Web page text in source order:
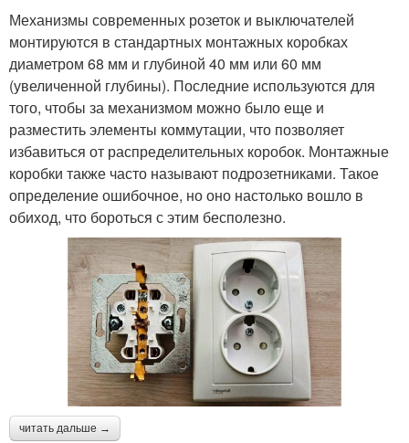
Механизмы современных розеток и выключателей
монтируются в стандартных монтажных коробках
диаметром 68 мм и глубиной 40 мм или 60 мм
(увеличенной глубины). Последние используются для
того, чтобы за механизмом можно было еще и
разместить элементы коммутации, что позволяет
избавиться от распределительных коробок. Монтажные
коробки также часто называют подрозетниками. Такое
определение ошибочное, но оно настолько вошло в
обиход, что бороться с этим бесполезно.
читать дальше →